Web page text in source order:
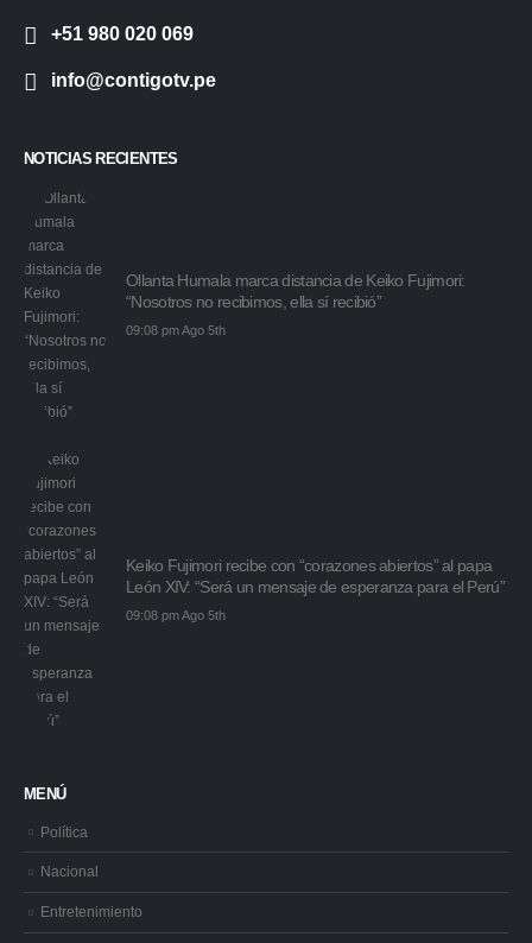
+51 980 020 069
info@contigotv.pe
NOTICIAS RECIENTES
Ollanta Humala marca distancia de Keiko Fujimori:
“Nosotros no recibimos, ella sí recibió”
09:08 pm Ago 5th
Keiko Fujimori recibe con “corazones abiertos” al papa
León XIV: “Será un mensaje de esperanza para el Perú”
09:08 pm Ago 5th
MENÚ
Política
Nacional
Entretenimiento